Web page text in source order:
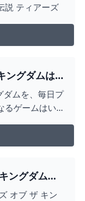
説 ティアーズ
ングダムは
ムを、毎日プ
るゲームはい
ザ キングダ
説 ティアー
ルドは、や
めていくと
ングダム
- ニコニコ
オブ ザ キン